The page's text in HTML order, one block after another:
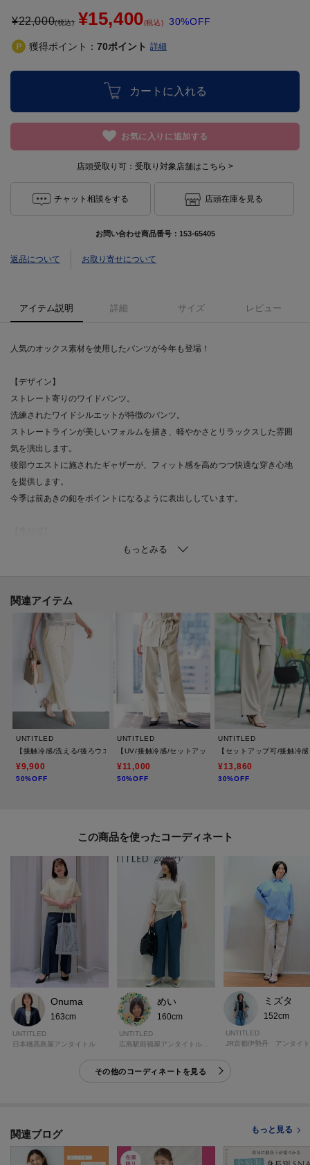
¥22,000(税込) ¥15,400(税込) 30%OFF
獲得ポイント： 70ポイント 詳細
カートに入れる
お気に入りに追加する
店頭受取り可： 受取り対象店舗はこちら >
チャット相談をする 店頭在庫を見る
お問い合わせ商品番号： 153-65405
返品について お取り寄せについて
アイテム説明 詳細 サイズ レビュー
人気のオックス素材を使用したパンツが今年も登場！
【デザイン】
ストレート寄りのワイドパンツ。
洗練されたワイドシルエットが特徴のパンツ。
ストレートラインが美しいフォルムを描き、軽やかさとリラックスした雰囲
気を演出します。
後部ウエストに施されたギャザーが、フィット感を高めつつ快適な穿き心地
を提供します。
今季は前あきの釦をポイントになるように表出ししています。
非常に清涼感のあるオックス素材。
ストレッチも兼ね備えた素材となっております。
接触冷感機能＋白以外のカラーには吸水速乾機能も付いています。
【着こなしポイント】
上品な生地感が、カジュアルからフォーマルまで幅広いシーンにマッチする
アイテムです。
【仕様】
・ポケット数：横×2 後ろ×2
・前ファスナー
・ウエスト後ろゴム
・オフホワイト（003）のみ裏地あり
※オフホワイト（003）以外のカラーは、吸水速乾効果のある素材を使用して
※こちらの商品は複数の国で生産しております。
ベトナム製
原産国のご指定はできかねますので、予めご了承の上、ご注文いただきます
ようお願いいたします。
※照明の関係により、実際よりも色味が違って見える場合があります。ま
た、パソコン・スマートフォンなどの環境により、若干製品と画像のカラー
が異なる場合もございます。
関連アイテム
UNTITLED
【接触冷感/洗える/後ろウエストゴム】オックステーパードパンツ
¥9,900
50%OFF
UNTITLED
【UV/接触冷感/セットアップ可】スラブワイドパンツ
¥11,000
50%OFF
UNTITLED
【セットアップ可/接触冷
¥13,860
30%OFF
この商品を使った
Onuma
163cm
UNTITLED
日本橋高島屋アンタイトル
めい
160cm
UNTITLED
ミズタ
152cm
UNTITLED
その他のコーディネートを見る
関連ブログ もっと見る